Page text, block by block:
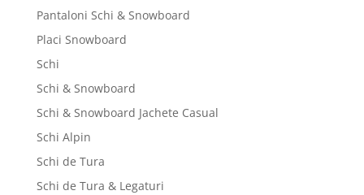
Pantaloni Schi & Snowboard
Placi Snowboard
Schi
Schi & Snowboard
Schi & Snowboard Jachete Casual
Schi Alpin
Schi de Tura
Schi de Tura & Legaturi